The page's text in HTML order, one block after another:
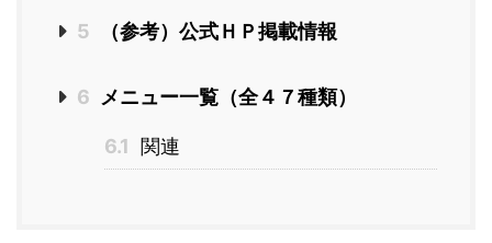
5 （参考）公式ＨＰ掲載情報
6 メニュー一覧（全４７種類）
6.1 関連